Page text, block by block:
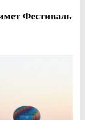
Фестиваль